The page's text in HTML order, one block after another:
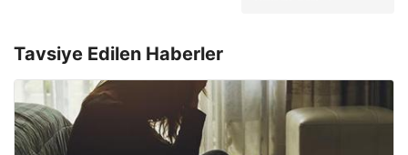
Tavsiye Edilen Haberler